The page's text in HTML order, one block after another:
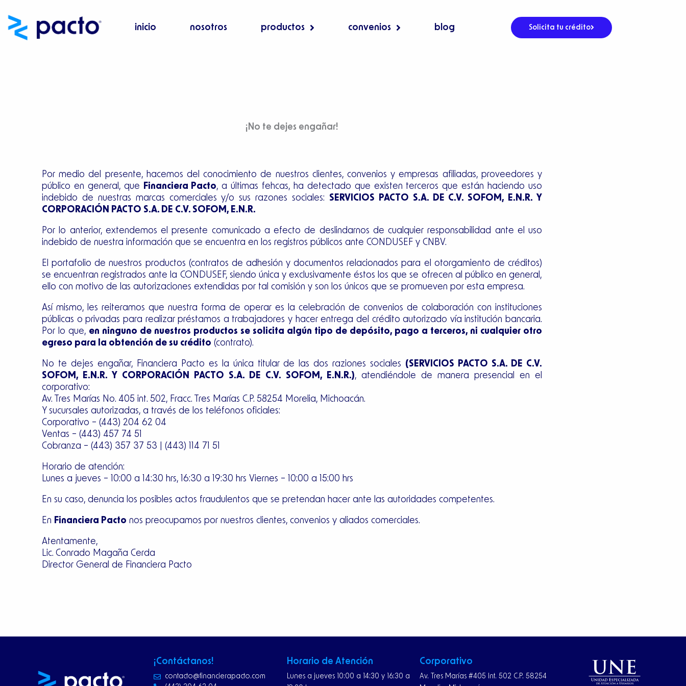
contenido
inicio nosotros productos convenios blog Solicita tu crédito
¡No te dejes engañar!
Por medio del presente, hacemos del conocimiento de nuestros clientes, convenios y empresas afiliadas, proveedores y
público en general, que
Financiera Pacto, a últimas fehcas, ha detectado que existen terceros que están haciendo uso
indebido de nuestras marcas comerciales y/o sus razones sociales: SERVICIOS PACTO S.A. DE C.V. SOFOM, E.N.R. Y
CORPORACIÓN PACTO S.A. DE C.V. SOFOM, E.N.R.
Por lo anterior, extendemos el presente comunicado a efecto de deslindarnos de cualquier responsabilidad ante el uso
indebido de nuestra información que se encuentra en los registros públicos ante CONDUSEF y CNBV.
El portafolio de nuestros productos (contratos de adhesión y documentos relacionados para el otorgamiento de créditos)
se encuentran registrados ante la CONDUSEF, siendo única y exclusivamente éstos los que se ofrecen al público en general,
ello con motivo de las autorizaciones extendidas por tal comisión y son los únicos que se promueven por esta empresa.
Así mismo, les reiteramos que nuestra forma de operar es la celebración de convenios de colaboración con instituciones
públicas o privadas para realizar préstamos a trabajadores y hacer entrega del crédito autorizado vía institución bancaria.
Por lo que, en ninguno de nuestros productos se solicita algún tipo de depósito, pago a terceros, ni cualquier otro
egreso para la obtención de su crédito (contrato).
No te dejes engañar, Financiera Pacto es la única titular de las dos raziones sociales (SERVICIOS PACTO S.A. DE C.V.
SOFOM, E.N.R. Y CORPORACIÓN PACTO S.A. DE C.V. SOFOM, E.N.R.), atendiéndole de manera presencial en el
corporativo:
Av. Tres Marías No. 405 int. 502, Fracc. Tres Marías C.P. 58254 Morelia, Michoacán.
Y sucursales autorizadas, a través de los teléfonos oficiales:
Corporativo – (443) 204 62 04
Ventas – (443) 457 74 51
Cobranza – (443) 357 37 53 | (443) 114 71 51
Horario de atención:
Lunes a jueves – 10:00 a 14:30 hrs, 16:30 a 19:30 hrs Viernes – 10:00 a 15:00 hrs
En su caso, denuncia los posibles actos fraudulentos que se pretendan hacer ante las autoridades competentes.
En Financiera Pacto nos preocupamos por nuestros clientes, convenios y aliados comerciales.
Atentamente,
Lic. Conrado Magaña Cerda
Director General de Financiera Pacto
¡Contáctanos!
contacto@financierapacto.com
Horario de Atención
Lunes a jueves 10:00 a 14:30 y 16:30 a
Corporativo
Av. Tres Marías #405 Int. 502 C.P. 58254